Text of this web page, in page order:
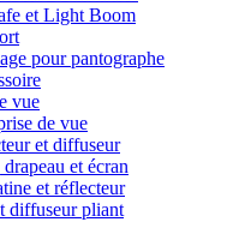
et Light Boom
pour pantographe
vue
de vue
et diffuseur
et écran
et réflecteur
diffuseur pliant